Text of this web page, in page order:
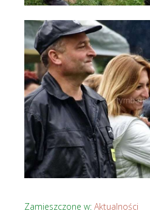
Zamieszczone w: Aktualności